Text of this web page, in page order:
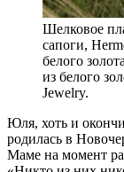
Шелковое
сапоги,
белого
из белого
Jewelry.
Юля, хоть и
родилась в
Маме на момент